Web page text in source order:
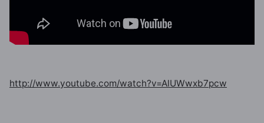
http://www.youtube.com/watch?v=AlUWwxb7pcw